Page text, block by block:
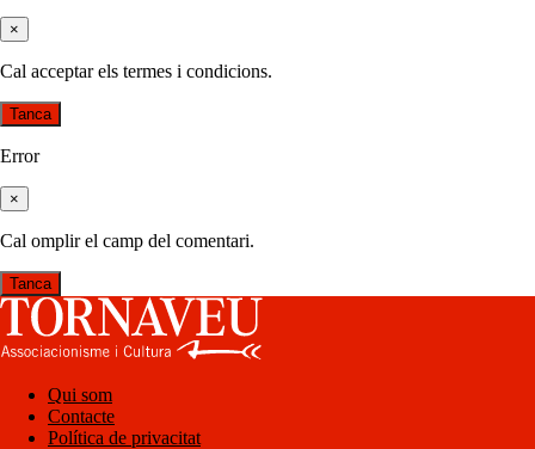
×
Cal acceptar els termes i condicions.
Tanca
Error
×
Cal omplir el camp del comentari.
Tanca
Qui som
Contacte
Política de privacitat